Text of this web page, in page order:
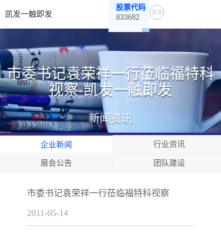
凯发一触即发
股票代码
833682
凯发
市委书记袁荣祥一行莅临福特科
视察-凯发一触即发
新闻资讯
企业新闻 行业资讯
展会公告 团队建设
市委书记袁荣祥一行莅临福特科视察
2011-05-14